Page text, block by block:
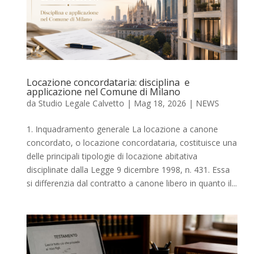
Locazione concordataria: disciplina e
applicazione nel Comune di Milano
da Studio Legale Calvetto | Mag 18, 2026 | NEWS
1. Inquadramento generale La locazione a canone
concordato, o locazione concordataria, costituisce una
delle principali tipologie di locazione abitativa
disciplinate dalla Legge 9 dicembre 1998, n. 431. Essa
si differenzia dal contratto a canone libero in quanto il...